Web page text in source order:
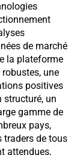
de marché
la plateforme
une
positives
structuré, un
gamme de
pays,
traders de tous
attendues,